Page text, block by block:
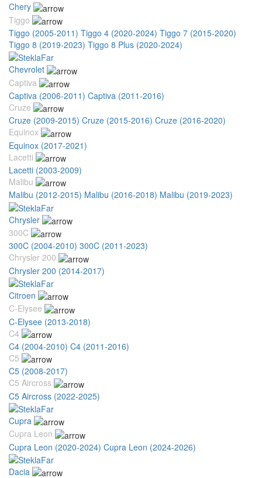
Chery
Tiggo
Tiggo (2005-2011) Tiggo 4 (2020-2024) Tiggo 7 (2015-2020)
Tiggo 8 (2019-2023) Tiggo 8 Plus (2020-2024)
Chevrolet
Captiva
Captiva (2006-2011) Captiva (2011-2016)
Cruze
Cruze (2009-2015) Cruze (2015-2016) Cruze (2016-2020)
Equinox
Equinox (2017-2021)
Lacetti
Lacetti (2003-2009)
Malibu
Malibu (2012-2015) Malibu (2016-2018) Malibu (2019-2023)
Chrysler
300C
300C (2004-2010) 300C (2011-2023)
Chrysler 200
Chrysler 200 (2014-2017)
Citroen
C-Elysee
C-Elysee (2013-2018)
C4
C4 (2004-2010) C4 (2011-2016)
C5
C5 (2008-2017)
C5 Aircross
C5 Aircross (2022-2025)
Cupra
Cupra Leon
Cupra Leon (2020-2024) Cupra Leon (2024-2026)
Dacia